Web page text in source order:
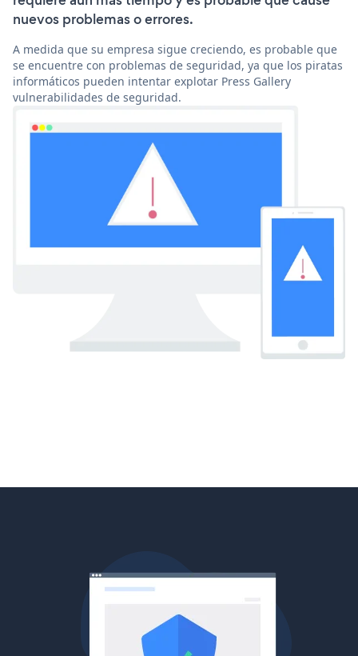
nuevos problemas o errores.
A medida que su empresa sigue creciendo, es probable que
se encuentre con problemas de seguridad, ya que los piratas
informáticos pueden intentar explotar Press Gallery
vulnerabilidades de seguridad.